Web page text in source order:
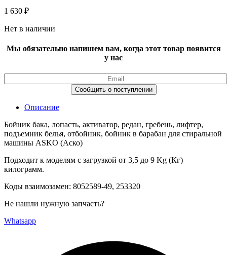
1 630 ₽
Нет в наличии
Мы обязательно напишем вам, когда этот товар появится
у нас
Описание
Бойник бака, лопасть, активатор, редан, гребень, лифтер,
подъемник белья, отбойник, бойник в барабан для стиральной
машины ASKO (Аско)
Подходит к моделям с загрузкой от 3,5 до 9 Kg (Кг)
килограмм.
Коды взаимозамен: 8052589-49, 253320
Не нашли нужную запчасть?
Whatsapp